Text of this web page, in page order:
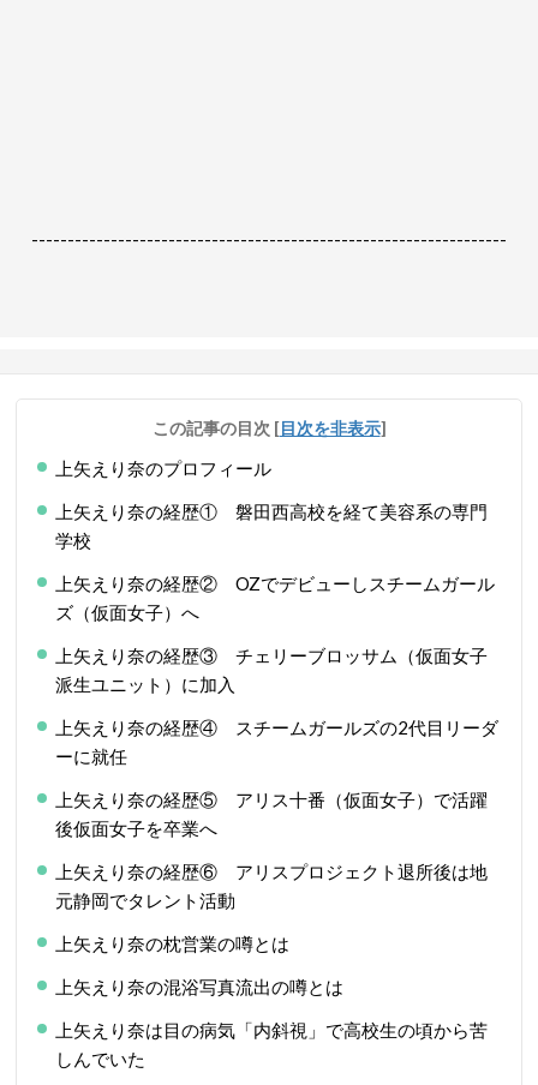
------------------------------------------------------------------
この記事の目次 [目次を非表示]
上矢えり奈のプロフィール
上矢えり奈の経歴① 磐田西高校を経て美容系の専門
学校
上矢えり奈の経歴② OZでデビューしスチームガール
ズ（仮面女子）へ
上矢えり奈の経歴③ チェリーブロッサム（仮面女子
派生ユニット）に加入
上矢えり奈の経歴④ スチームガールズの2代目リーダ
ーに就任
上矢えり奈の経歴⑤ アリス十番（仮面女子）で活躍
後仮面女子を卒業へ
上矢えり奈の経歴⑥ アリスプロジェクト退所後は地
元静岡でタレント活動
上矢えり奈の枕営業の噂とは
上矢えり奈の混浴写真流出の噂とは
上矢えり奈は目の病気「内斜視」で高校生の頃から苦
しんでいた